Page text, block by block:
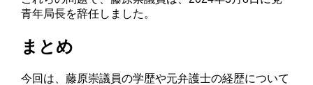
青年局長を辞任しました。
まとめ
今回は、藤原崇議員の学歴や元弁護士の経歴について